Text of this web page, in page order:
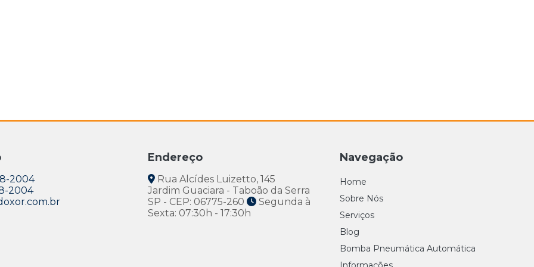
2004
2004
Endereço
Rua Alcídes Luizetto, 145
Jardim Guaciara - Taboão da Serra
SP - CEP: 06775-260
Segunda à
Sexta: 07:30h - 17:30h
Navegação
Home
Sobre Nós
Serviços
Blog
Bomba Pneumática Automática